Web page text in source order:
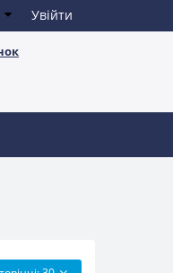
Увійти